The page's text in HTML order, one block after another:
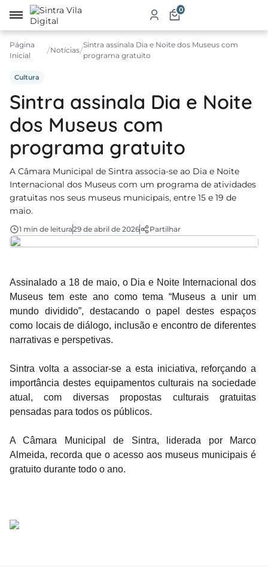
0
Página
Inicial
Notícias
Sintra assinala Dia e Noite dos Museus com
programa gratuito
Cultura
Sintra assinala Dia e Noite
dos Museus com
programa gratuito
A Câmara Municipal de Sintra associa-se ao Dia e Noite
Internacional dos Museus com um programa de atividades
gratuitas nos seus museus municipais, entre 15 e 19 de
maio.
1 min de leitura29 de abril de 2026 Partilhar
Assinalado a 18 de maio, o Dia e Noite Internacional dos
Museus tem este ano como tema “Museus a unir um
mundo dividido”, destacando o papel destes espaços
como locais de diálogo, inclusão e encontro de diferentes
narrativas e perspetivas.
Sintra volta a associar-se a esta iniciativa, reforçando a
importância destes equipamentos culturais na sociedade
atual, com diversas propostas culturais gratuitas
pensadas para todos os públicos.
A Câmara Municipal de Sintra, liderada por Marco
Almeida, recorda que o acesso aos museus municipais é
gratuito durante todo o ano.